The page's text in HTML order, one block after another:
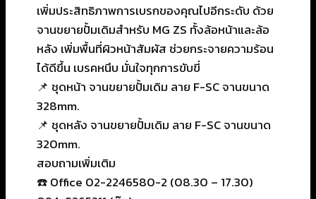
เพิ่มประสิทธิภาพการเบรกของคุณไปอีกระดับ ด้วย
จานขยายปั้มเดิมสำหรับ MG ZS ทั้งล้อหน้าและล้อ
หลัง เพิ่มพื้นที่ผิวหน้าสัมผัส ช่วยกระจายความร้อน
ได้ดีขึ้น เบรคหนึบ มั่นใจทุกการขับขี่
📌 ชุดหน้า จานขยายปั้มเดิม ลาย F-SC จานขนาด
328mm.
📌 ชุดหลัง จานขยายปั้มเดิม ลาย F-SC จานขนาด
320mm.
สอบถามเพิ่มเติม
☎️ Office 02-2246580-2 (08.30 – 17.30)